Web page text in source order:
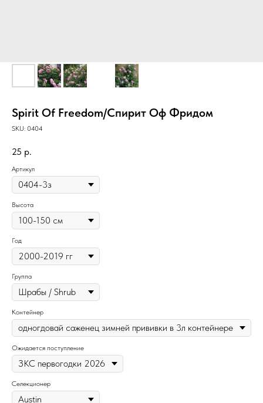
Spirit Of Freedom/Спирит Оф Фридом
SKU: 0404
25 р.
Артикул
Высота
Год
Группа
Контейнер
Ожидается поступление
Селекционер